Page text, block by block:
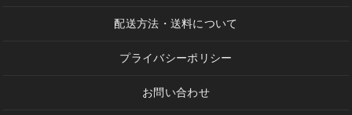
配送方法・送料について
プライバシーポリシー
お問い合わせ